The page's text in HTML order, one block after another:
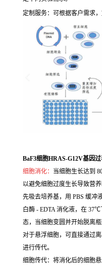
定制服务：可根据客户需求
BaF3细胞HRAS-G12V基因
细胞消化： 当细胞生长达到
以避免细胞过度生长导致营
先吸去培养基，用 PBS 缓冲
白酶 - EDTA 消化液，在
态，当细胞变圆并开始脱离
对于悬浮细胞，可直接通过
进行传代。
细胞传代：将消化后的细胞